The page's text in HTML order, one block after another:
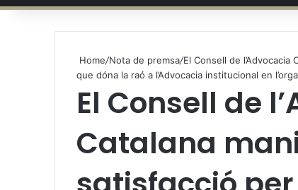
Home/Nota de premsa/El Consell de
que dóna la raó a l’Advocacia institucional en
El Consell de
Catalana